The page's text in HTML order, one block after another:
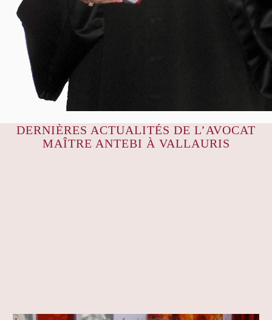
DERNIÈRES ACTUALITÉS DE L’AVOCAT
MAÎTRE ANTEBI À VALLAURIS